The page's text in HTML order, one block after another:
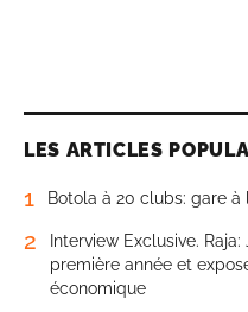
LES ARTICLES
1 Botola à 20 clubs: gare à
2
Interview Exclusive.
première année et
économique